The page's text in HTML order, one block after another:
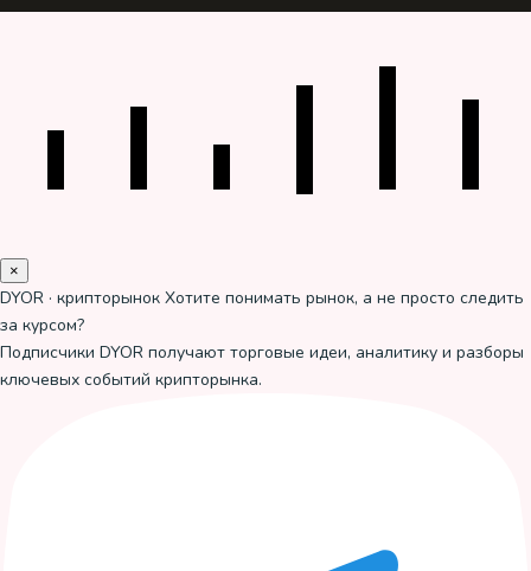
×
DYOR · крипторынок Хотите понимать рынок, а не просто следить
за курсом?
Подписчики DYOR получают торговые идеи, аналитику и разборы
ключевых событий крипторынка.